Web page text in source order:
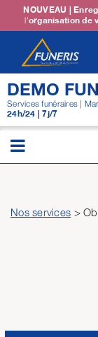
Passer
contenu
NOUVEAU |
l'organisation de
DEMO
Services funéraires |
24h/24 | 7j/7
Nos services >